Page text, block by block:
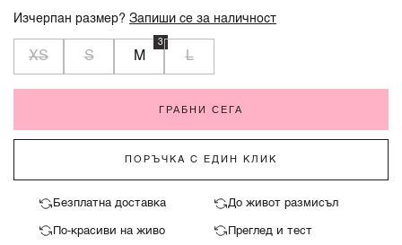
Изчерпан размер?Запиши се за наличност
XS S M
3
L
ГРАБНИ СЕГА
ПОРЪЧКА С ЕДИН КЛИК
Безплатна доставка До живот размисъл
По-красиви на живо Преглед и тест